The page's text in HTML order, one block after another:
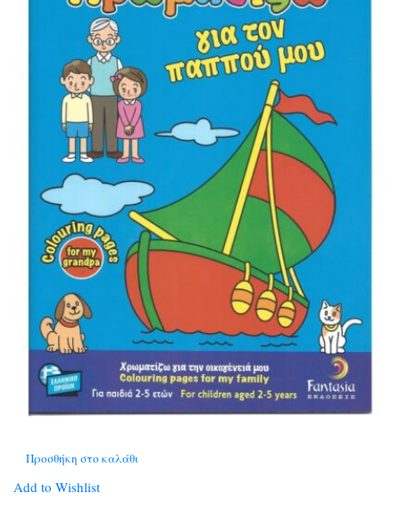
Προσθήκη στο καλάθι
Add to Wishlist